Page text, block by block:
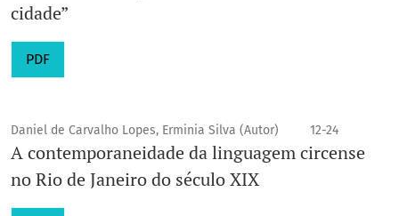
cidade”
PDF
Daniel de Carvalho Lopes, Erminia Silva (Autor) 12-24
A contemporaneidade da linguagem circense
no Rio de Janeiro do século XIX